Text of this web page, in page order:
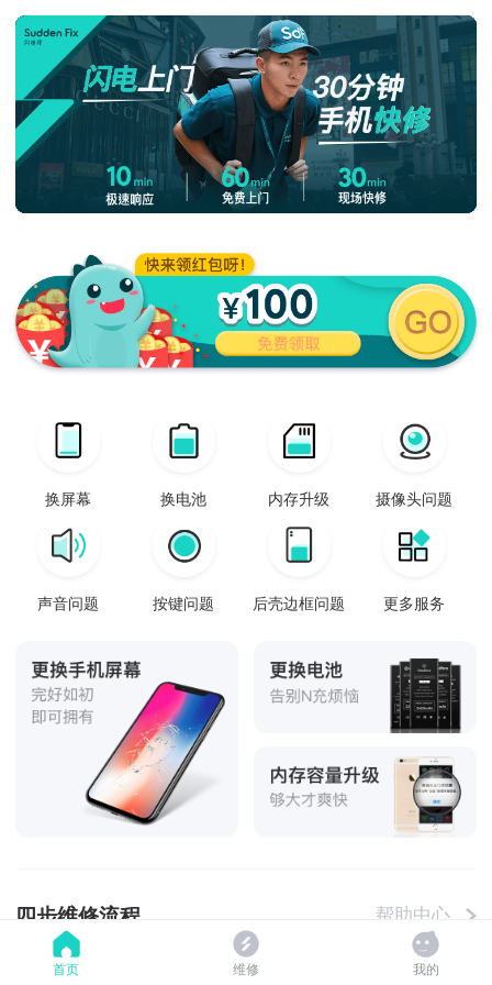
换屏幕 换电池 内存升级 摄像头问题
声音问题 按键问题 后壳边框问题 更多服务
四步维修流程 帮助中心
首页 维修 我的